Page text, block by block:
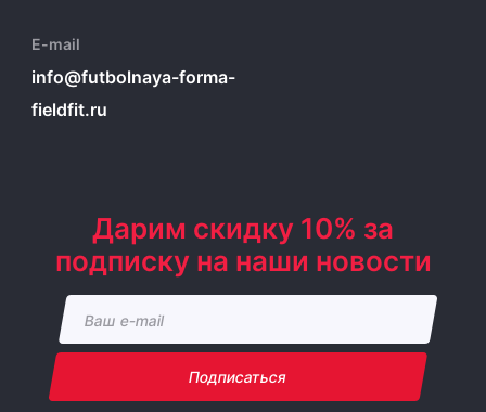
E-mail
info@futbolnaya-forma-
fieldfit.ru
Дарим скидку 10% за
подписку на наши новости
Подписаться